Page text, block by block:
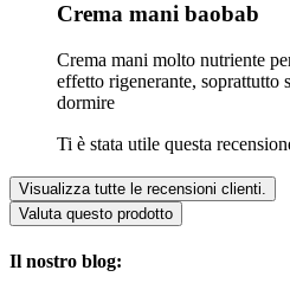
Crema mani baobab
Crema mani molto nutriente
effetto rigenerante, soprattutto
dormire
Ti è stata utile questa
Visualizza tutte le recensioni clienti.
Valuta questo prodotto
Il nostro blog: